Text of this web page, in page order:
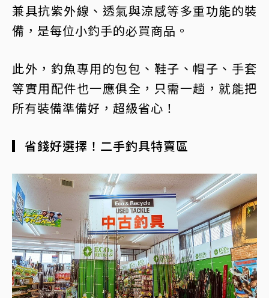
兼具抗紫外線、透氣與涼感等多重功能的裝
備，是每位小釣手的必買商品。
此外，釣魚專用的包包、鞋子、帽子、手套
等實用配件也一應俱全，只需一趟，就能把
所有裝備準備好，超級省心！
▎省錢好選擇！二手釣具特賣區